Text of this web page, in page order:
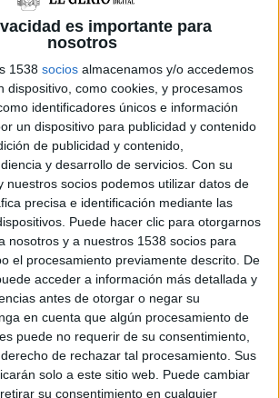
es importante para
nosotros
1538 socios almacenamos y/o accedemos
dispositivo, como cookies, y procesamos
identificadores únicos e información
un dispositivo para publicidad y contenido
de publicidad y contenido,
y desarrollo de servicios. Con su
nuestros socios podemos utilizar datos de
precisa e identificación mediante las
Puede hacer clic para otorgarnos
nosotros y a nuestros 1538 socios para
el procesamiento previamente descrito. De
acceder a información más detallada y
antes de otorgar o negar su
en cuenta que algún procesamiento de
puede no requerir de su consentimiento,
de rechazar tal procesamiento. Sus
solo a este sitio web. Puede cambiar
su consentimiento en cualquier
que ho va a donar a
d'aquest gener tot
"greu deslleialtat", atès que
de l'any 2008. Ja en aquell
va anunciar que la
disposada a dur a terme
l'obra però que per això caldria
amb Madrid per
del compromís.
el conseller de Territori i
Vila, en una visita al
de nou el compromís
deixar tota la part
abans no acabi aquesta